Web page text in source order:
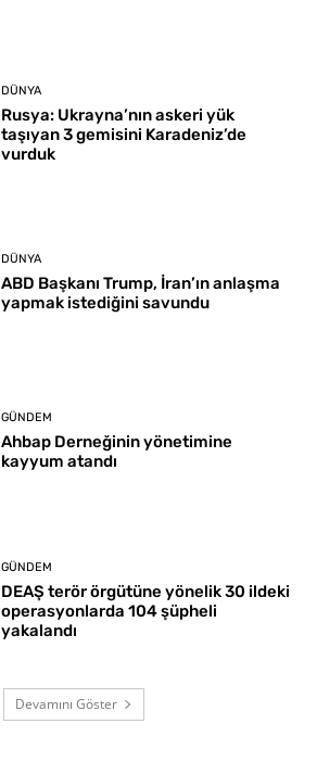
DÜNYA
Rusya: Ukrayna’nın askeri yük
taşıyan 3 gemisini Karadeniz’de
vurduk
DÜNYA
ABD Başkanı Trump, İran’ın anlaşma
yapmak istediğini savundu
GÜNDEM
Ahbap Derneğinin yönetimine
kayyum atandı
GÜNDEM
DEAŞ terör örgütüne yönelik 30 ildeki
operasyonlarda 104 şüpheli
yakalandı
Devamını Göster